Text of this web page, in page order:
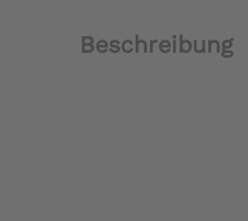
Beschreibung